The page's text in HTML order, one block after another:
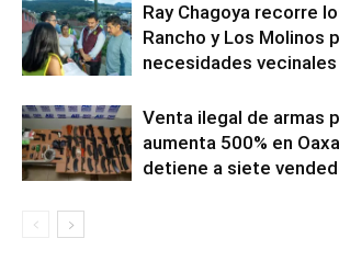
Ray Chagoya recorre
Rancho y Los Molinos
necesidades vecinales
Venta ilegal de armas
aumenta 500% en
detiene a siete